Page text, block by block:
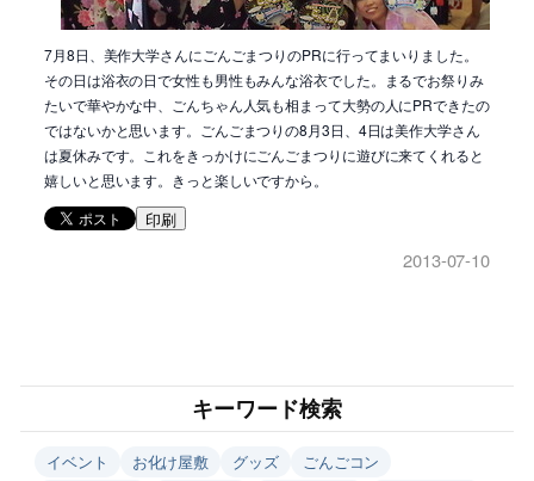
7月8日、美作大学さんにごんごまつりのPRに行ってまいりました。
その日は浴衣の日で女性も男性もみんな浴衣でした。まるでお祭りみ
たいで華やかな中、ごんちゃん人気も相まって大勢の人にPRできたの
ではないかと思います。ごんごまつりの8月3日、4日は美作大学さん
は夏休みです。これをきっかけにごんごまつりに遊びに来てくれると
嬉しいと思います。きっと楽しいですから。
印刷
2013-07-10
キーワード検索
イベント お化け屋敷 グッズ
ごんごコン